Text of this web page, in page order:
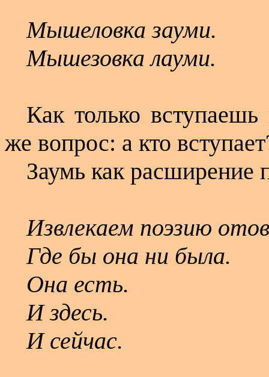
Мышеловка зауми.
Мышезовка лауми.
Как только
же вопрос: а кто
Заумь как расширение
Извлекаем поэзию
Где бы она ни была.
Она есть.
И здесь.
И сейчас.